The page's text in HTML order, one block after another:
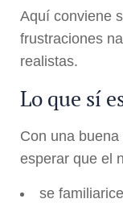
Aquí conviene
frustraciones
realistas.
Lo que sí
Con una
esperar que el
se